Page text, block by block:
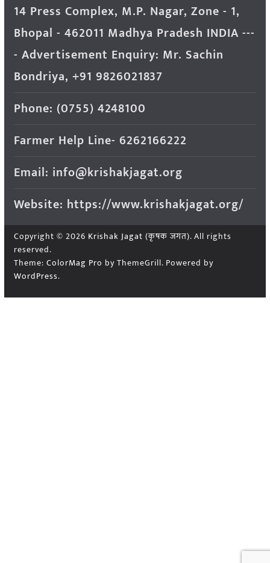
14 Press Complex, M.P. Nagar, Zone - 1,
Bhopal - 462011 Madhya Pradesh INDIA ---
- Advertisement Enquiry: Mr. Sachin
Bondriya, +91 9826021837
Phone: (0755) 4248100
Farmer Help Line- 6262166222
Email: info@krishakjagat.org
Website: https://www.krishakjagat.org/
Copyright © 2026 Krishak Jagat (कृषक जगत). All rights
reserved.
Theme: ColorMag Pro by ThemeGrill. Powered by
WordPress.